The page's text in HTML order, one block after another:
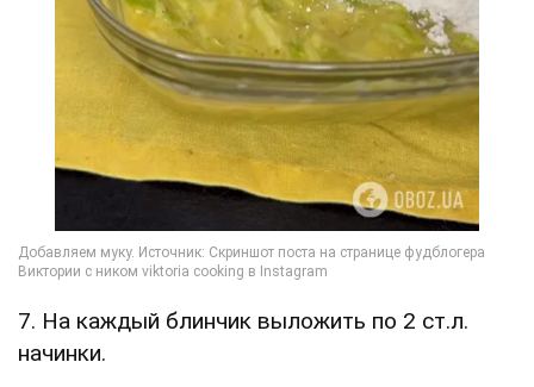
7. На каждый блинчик выложить по 2 ст.л.
начинки.